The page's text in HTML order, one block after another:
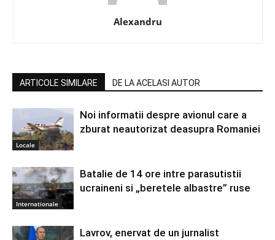
Alexandru
ARTICOLE SIMILARE DE LA ACELASI AUTOR
Locale
Noi informatii despre avionul care a
zburat neautorizat deasupra Romaniei
Internationale
Batalie de 14 ore intre parasutistii
ucraineni si „beretele albastre” ruse
Lavrov, enervat de un jurnalist